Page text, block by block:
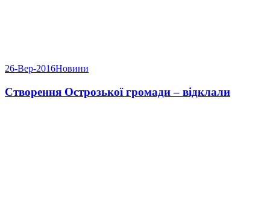
26-Вер-2016Новини
Створення Острозької громади – відклали